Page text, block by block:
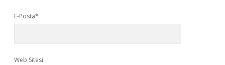
E-Posta*
Web Sitesi